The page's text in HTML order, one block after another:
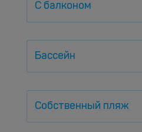
С балконом
Бассейн
Собственный пляж